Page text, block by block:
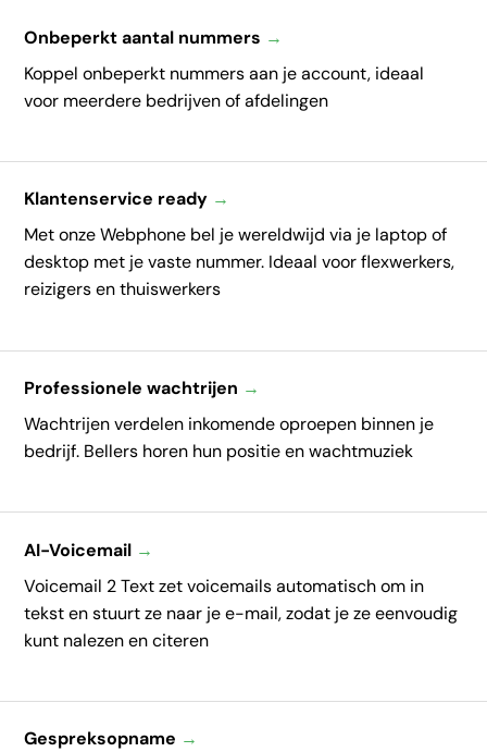
Onbeperkt aantal nummers →
Koppel onbeperkt nummers aan je account, ideaal
voor meerdere bedrijven of afdelingen
Klantenservice ready →
Met onze Webphone bel je wereldwijd via je laptop of
desktop met je vaste nummer. Ideaal voor flexwerkers,
reizigers en thuiswerkers
Professionele wachtrijen →
Wachtrijen verdelen inkomende oproepen binnen je
bedrijf. Bellers horen hun positie en wachtmuziek
AI-Voicemail →
Voicemail 2 Text zet voicemails automatisch om in
tekst en stuurt ze naar je e-mail, zodat je ze eenvoudig
kunt nalezen en citeren
Gespreksopname →